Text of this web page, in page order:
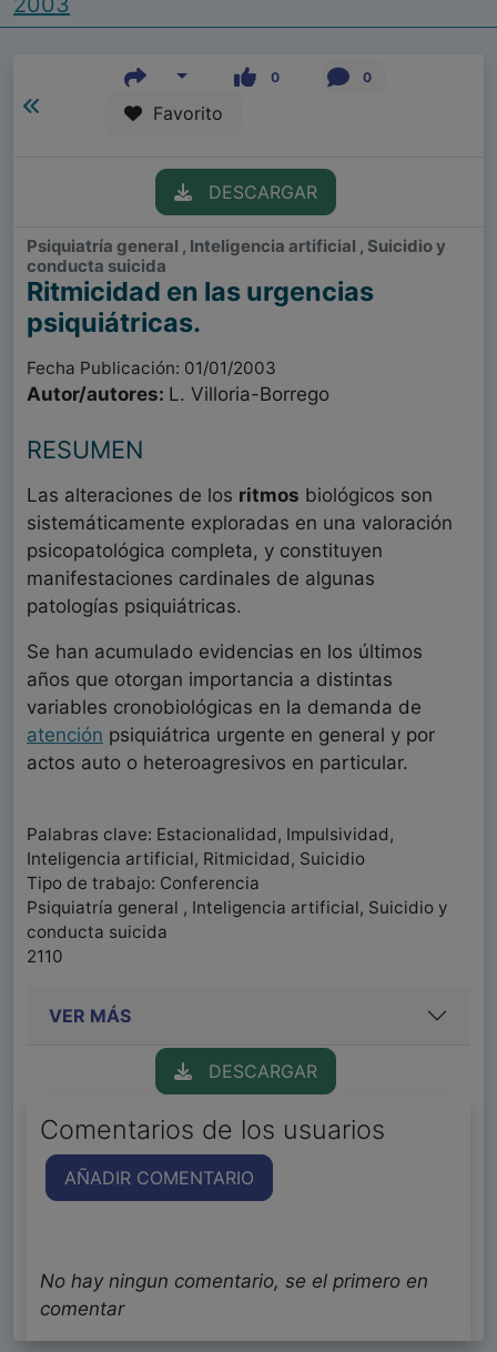
0 0
Favorito
DESCARGAR
Psiquiatría general , Inteligencia artificial , Suicidio y
conducta suicida
Ritmicidad en las urgencias
psiquiátricas.
Fecha Publicación: 01/01/2003
Autor/autores: L. Villoria-Borrego
RESUMEN
Las alteraciones de los ritmos biológicos son
sistemáticamente exploradas en una valoración
psicopatológica completa, y constituyen
manifestaciones cardinales de algunas
patologías psiquiátricas.
Se han acumulado evidencias en los últimos
años que otorgan importancia a distintas
variables cronobiológicas en la demanda de
atención psiquiátrica urgente en general y por
actos auto o heteroagresivos en particular.
Palabras clave: Estacionalidad, Impulsividad,
Inteligencia artificial, Ritmicidad, Suicidio
Tipo de trabajo: Conferencia
Psiquiatría general , Inteligencia artificial, Suicidio y
conducta suicida
2110
VER MÁS
DESCARGAR
Comentarios de los usuarios
AÑADIR COMENTARIO
No hay ningun comentario, se el primero en
comentar